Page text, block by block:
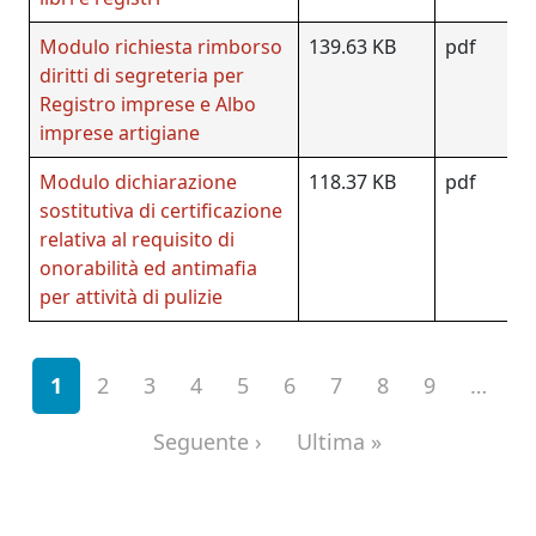
Modulo richiesta rimborso
diritti di segreteria per
Registro imprese e Albo
imprese artigiane
139.63 KB pdf
Modulo dichiarazione
sostitutiva di certificazione
relativa al requisito di
onorabilità ed antimafia
per attività di pulizie
118.37 KB pdf
Paginazione
1 2 3 4 5 6 7 8 9
…
Seguente › Pagina successiva
Ultima »Ultima pagina